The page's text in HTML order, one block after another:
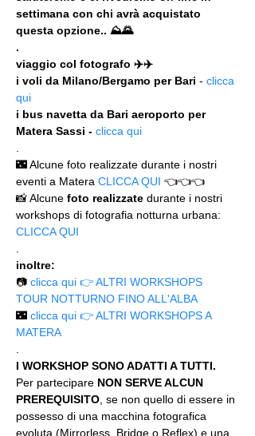
settimana con chi avrà acquistato
questa opzione.. ⛰🌄
.
viaggio col fotografo ✈️✈️
i voli da Milano/Bergamo per Bari - clicca
qui
i bus navetta da Bari aeroporto per
Matera Sassi - clicca qui
🌃 Alcune foto realizzate durante i nostri
eventi a Matera CLICCA QUI 👈👈👈
📸 Alcune foto realizzate durante i nostri
workshops di fotografia notturna urbana:
CLICCA QUI
inoltre:
📷 clicca qui 👉 ALTRI WORKSHOPS
TOUR NOTTURNO FINO ALL'ALBA
🌃 clicca qui 👉 ALTRI WORKSHOPS A
MATERA
I WORKSHOP SONO ADATTI A TUTTI.
Per partecipare NON SERVE ALCUN
PREREQUISITO , se non quello di essere in
possesso di una macchina fotografica
evoluta (Mirrorless, Bridge o Reflex) e una